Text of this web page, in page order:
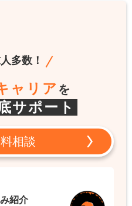
多数！
ャリア を
サポート
相談
紹介